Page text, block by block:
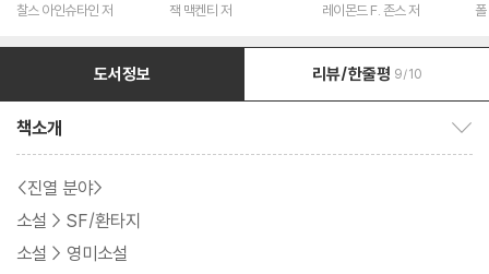
찰스 아인슈타인 저 잭 맥켄티 저 레이몬드 F. 존스 저 폴
도서정보 리뷰/한줄평 9/10
책소개
<진열 분야>
소설 > SF/환타지
소설 > 영미소설